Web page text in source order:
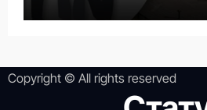
Copyright © All rights reserved